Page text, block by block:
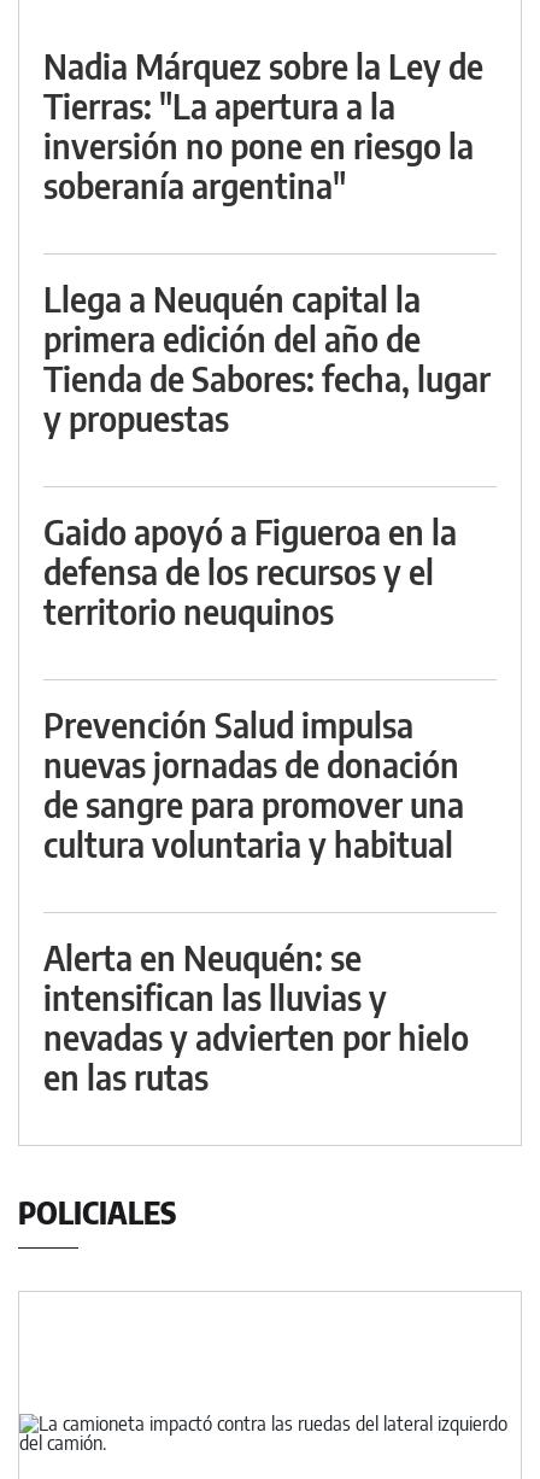
Nadia Márquez sobre la Ley de
Tierras: "La apertura a la
inversión no pone en riesgo la
soberanía argentina"
Llega a Neuquén capital la
primera edición del año de
Tienda de Sabores: fecha, lugar
y propuestas
Gaido apoyó a Figueroa en la
defensa de los recursos y el
territorio neuquinos
Prevención Salud impulsa
nuevas jornadas de donación
de sangre para promover una
cultura voluntaria y habitual
Alerta en Neuquén: se
intensifican las lluvias y
nevadas y advierten por hielo
en las rutas
POLICIALES